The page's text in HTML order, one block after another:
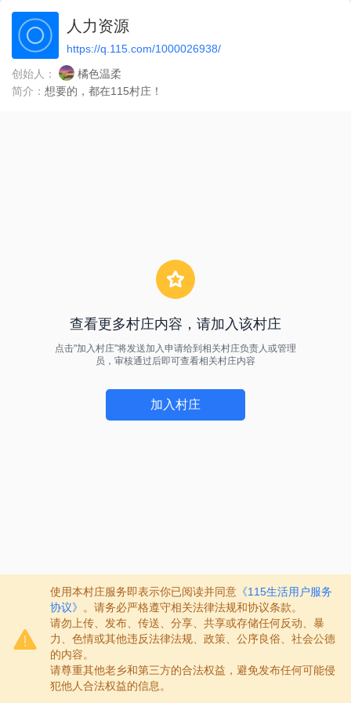
人力资源
https://q.115.com/1000026938/
创始人：
橘色温柔
简介： 想要的，都在115村庄！
查看更多村庄内容，请加入该村庄
点击"加入村庄"将发送加入申请给到相关村庄负责人或管理
员，审核通过后即可查看相关村庄内容
加入村庄
使用本村庄服务即表示你已阅读并同意 《115生活用户服务
协议》
。请务必严格遵守相关法律法规和协议条款。
请勿上传、发布、传送、分享、共享或存储任何反动、暴
力、色情或其他违反法律法规、政策、公序良俗、社会公德
的内容。
请尊重其他老乡和第三方的合法权益，避免发布任何可能侵
犯他人合法权益的信息。